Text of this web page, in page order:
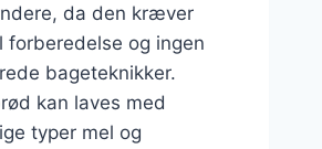
da den kræver
forberedelse og ingen
bageteknikker.
kan laves med
typer mel og